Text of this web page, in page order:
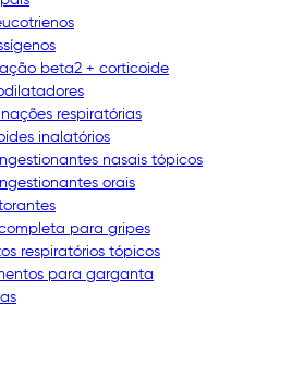
beta2 + corticoide
respiratórias
inalatórios
nasais tópicos
orais
para gripes
respiratórios tópicos
para garganta